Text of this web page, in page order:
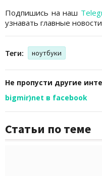
Подпишись на наш
узнавать главные
Теги: ноутбуки
Не пропусти другие
bigmir)net в facebook
Статьи по теме